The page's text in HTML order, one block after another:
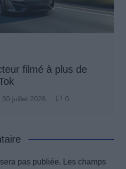
filmé à plus de
30 juillet 2026 0
pas publiée.
Les champs